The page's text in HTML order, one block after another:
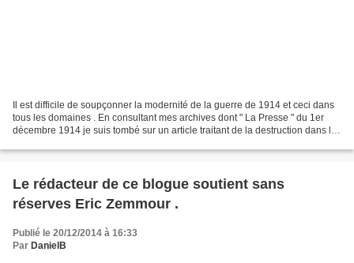
Il est difficile de soupçonner la modernité de la guerre de 1914 et ceci dans
tous les domaines . En consultant mes archives dont " La Presse " du 1er
décembre 1914 je suis tombé sur un article traitant de la destruction dans la
Le rédacteur de ce blogue soutient sans
réserves Eric Zemmour .
Publié le 20/12/2014 à 16:33
Par DanielB